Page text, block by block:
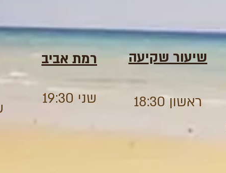
רמת אביב
שני 19:30
שיעור שקיעה
ראשון 18:30